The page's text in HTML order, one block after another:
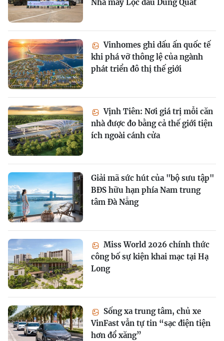
Nhà máy Lọc dầu Dung Quất
Vinhomes ghi dấu ấn quốc tế
khi phá vỡ thông lệ của ngành
phát triển đô thị thế giới
Vịnh Tiên: Nơi giá trị mỗi căn
nhà được đo bằng cả thế giới tiện
ích ngoài cánh cửa
Giải mã sức hút của "bộ sưu tập"
BĐS hữu hạn phía Nam trung
tâm Đà Nẵng
Miss World 2026 chính thức
công bố sự kiện khai mạc tại Hạ
Long
Sống xa trung tâm, chủ xe
VinFast vẫn tự tin “sạc điện tiện
hơn đổ xăng”